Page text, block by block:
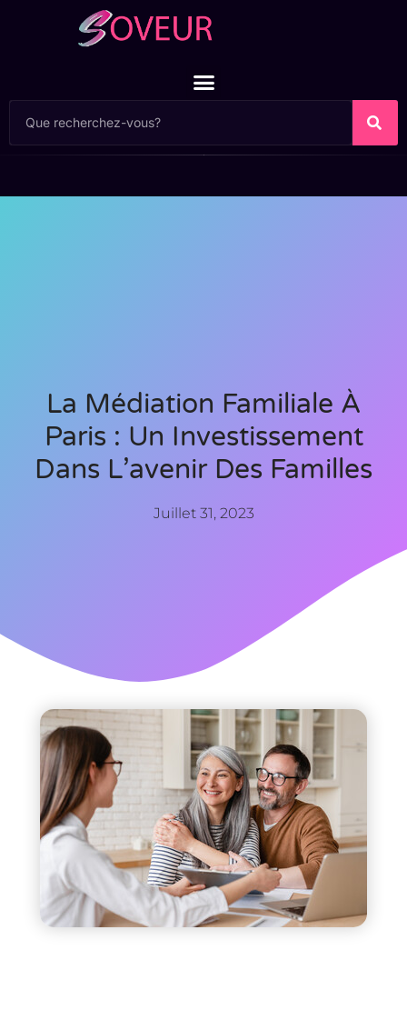
La Médiation Familiale À
Paris : Un Investissement
Dans L’avenir Des Familles
Juillet 31, 2023